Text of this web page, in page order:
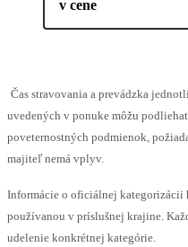
v cene
Čas stravovania a prevádzka
uvedených v ponuke môžu
poveternostných podmienok,
majiteľ nemá vplyv.
Informácie o oficiálnej kategorizácii
používanou v príslušnej krajine.
udelenie konkrétnej kategórie.